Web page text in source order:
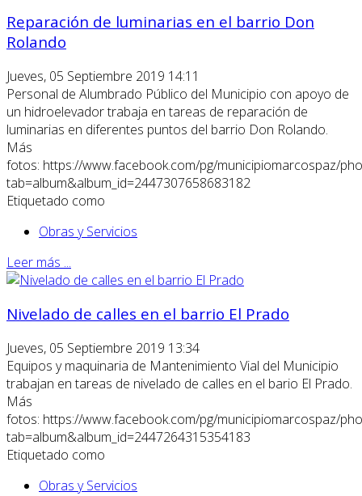
Reparación de luminarias en el barrio Don
Rolando
Jueves, 05 Septiembre 2019 14:11
Personal de Alumbrado Público del Municipio con apoyo de
un hidroelevador trabaja en tareas de reparación de
luminarias en diferentes puntos del barrio Don Rolando.
Más
fotos: https://www.facebook.com/pg/municipiomarcospaz/
tab=album&album_id=2447307658683182
Etiquetado como
Obras y Servicios
Leer más ...
Nivelado de calles en el barrio El Prado
Jueves, 05 Septiembre 2019 13:34
Equipos y maquinaria de Mantenimiento Vial del Municipio
trabajan en tareas de nivelado de calles en el bario El Prado.
Más
fotos: https://www.facebook.com/pg/municipiomarcospaz/
tab=album&album_id=2447264315354183
Etiquetado como
Obras y Servicios